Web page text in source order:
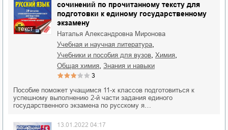
текст
сочинений по прочитанному тексту для
подготовки к единому государственному
экзамену
Наталья Александровна Миронова
учебная и научная литература
учебники и пособия для вузов химия
общая химия знания и навыки
3
Пособие поможет учащимся 11-х классов подготовиться к
успешному выполнению 2-й части задания единого
государственного экзамена по русскому я…
13.01.2022 04:17